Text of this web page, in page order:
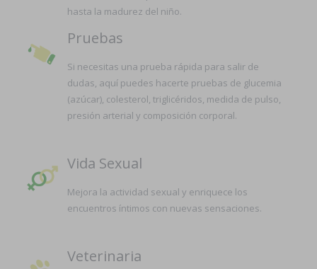
hasta la madurez del niño.
Pruebas
Si necesitas una prueba rápida para salir de
dudas, aquí puedes hacerte pruebas de glucemia
(azúcar), colesterol, triglicéridos, medida de pulso,
presión arterial y composición corporal.
Vida Sexual
Mejora la actividad sexual y enriquece los
encuentros íntimos con nuevas sensaciones.
Veterinaria